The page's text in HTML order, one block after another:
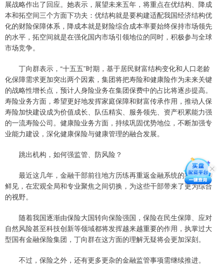
展战略作出了回应。她表示，展望未来五年，将重点在优结构、降成
本和拓空间三个方面下功夫：优结构就是要构建适配我国经济结构优
化的财险保障体系，降成本就是财险综合成本率要始终保持市场领先
的水平，拓空间就是在强化国内市场引领地位的同时，积极参与全球
市场竞争。
丁向群表示，“十五五”时期，基于居民财富结构变化和人口老龄
化保障需求更加突出两个因素，集团将把寿险和健康险作为未来关键
的战略性增长点，预计人身险业务在集团保费中的占比将逐步提高。
寿险业务方面，希望更好地发挥家庭保障和财富传承作用，推动人保
寿险加快建设成为价值成长、队伍精实、服务领先、资产积累能力强
的一流寿险公司。健康险业务方面，持续巩固优势地位，不断加强专
业能力建设，深化健康保险与健康管理的融合发展。
跳出机构，如何强监管、防风险？
最近这几年，金融干部前往地方历练再重返金融系统的案例并不
鲜见，在宏观全局和专业聚焦之间切换，为这些干部带来了更为综合
的视野。
随着我国逐渐由保险大国转向保险强国，保险在民生保障、应对
自然风险甚至科技创新等领域都将发挥越来越重要的作用，执掌过大
型国有金融保险集团，丁向群在这方面的理解无疑将会更加深刻。
不过，保险之外，还有更多更杂的金融监管事项需继续推进。